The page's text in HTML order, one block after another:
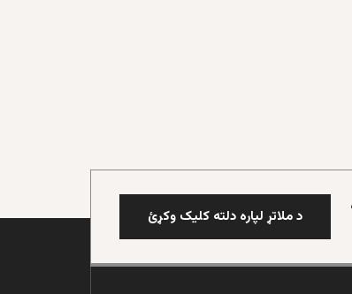
د ملاتړ لپاره دلته کلیک وکړئ